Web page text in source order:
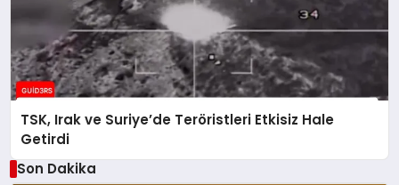
TSK, Irak ve Suriye’de Teröristleri Etkisiz Hale
Getirdi
Son Dakika